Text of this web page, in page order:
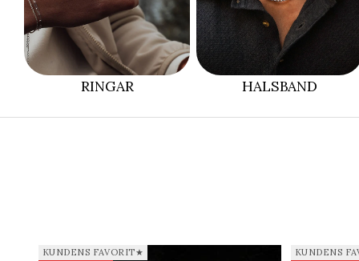
RINGAR HALSBAND
KUNDENS FAVORIT★
KUNDENS